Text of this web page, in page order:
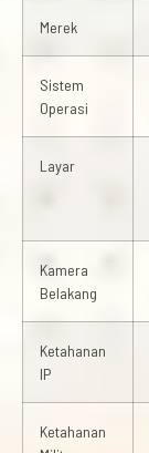
Merek
Sistem
Operasi
Layar
Kamera
Belakang
Ketahanan
IP
Ketahanan